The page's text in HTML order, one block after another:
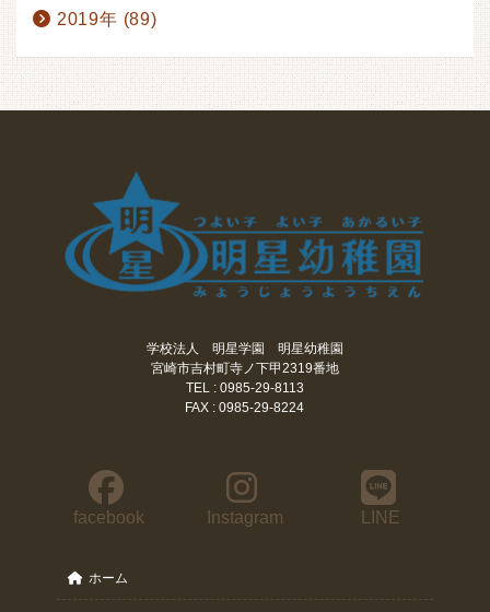
2019年 (89)
学校法人 明星学園 明星幼稚園
宮崎市吉村町寺ノ下甲2319番地
TEL : 0985-29-8113
FAX : 0985-29-8224
facebook Instagram LINE
ホーム